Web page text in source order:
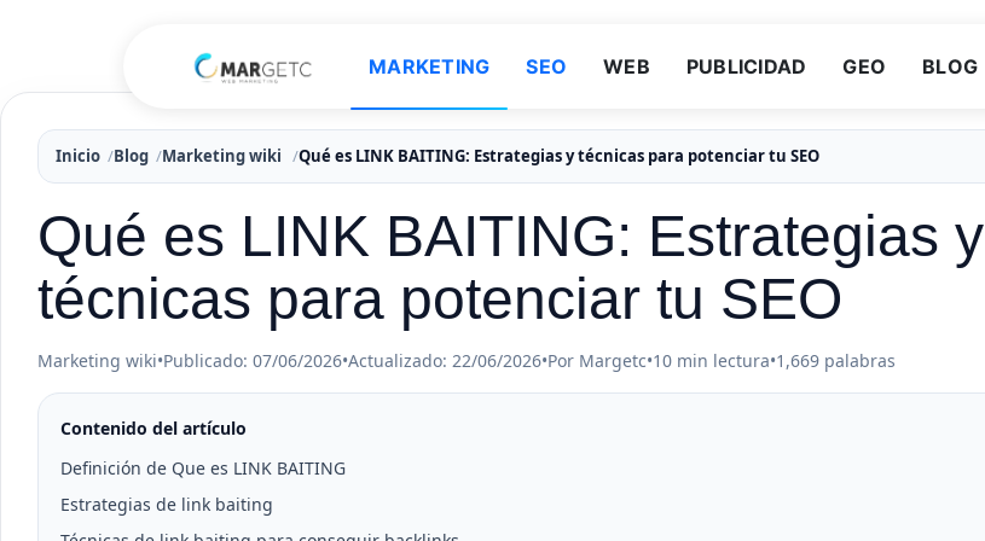
MARKETING SEO WEB PUBLICIDAD GEO BLOG
Inicio Blog Marketing wiki Qué es LINK BAITING: Estrategias y técnicas para potenciar tu SEO
Qué es LINK BAITING: Estrategias y
técnicas para potenciar tu SEO
Marketing wiki•Publicado: 07/06/2026•Actualizado: 22/06/2026•Por Margetc•10 min lectura•1,669 palabras
Contenido del artículo
Definición de Que es LINK BAITING
Estrategias de link baiting